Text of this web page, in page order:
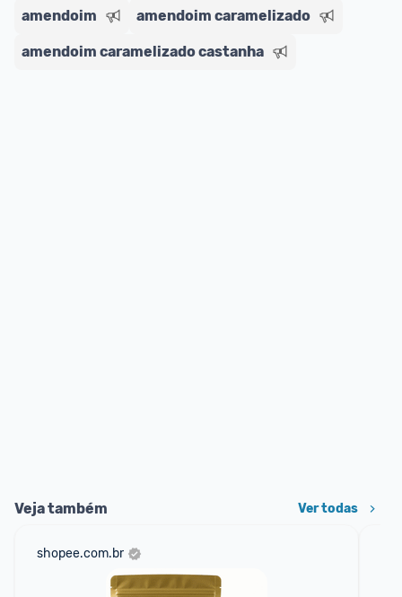
amendoim
amendoim caramelizado
amendoim caramelizado castanha
Veja também Ver todas
shopee.com.br